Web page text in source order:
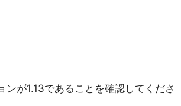
が1.13であることを確認してくださ